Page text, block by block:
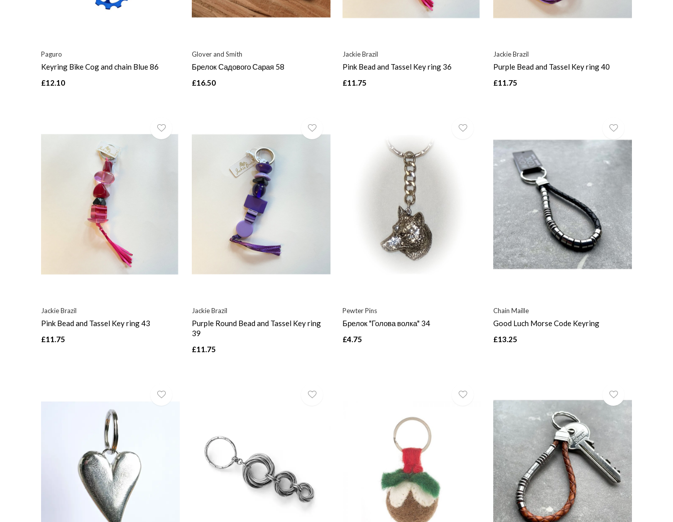
Paguro
Keyring Bike Cog and chain Blue 86
£12.10
Glover and Smith
Брелок Садового Сарая 58
£16.50
Jackie Brazil
Pink Bead and Tassel Key ring 36
£11.75
Jackie Brazil
Purple Bead and Tassel Key ring 40
£11.75
Jackie Brazil
Pink Bead and Tassel Key ring 43
£11.75
Jackie Brazil
Purple Round Bead and Tassel Key ring
39
£11.75
Pewter Pins
Брелок "Голова волка" 34
£4.75
Chain Maille
Good Luch Morse Code Keyring
£13.25